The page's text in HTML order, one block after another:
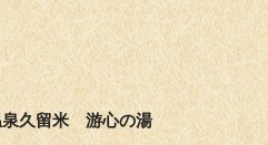
泉久留米 游心の湯